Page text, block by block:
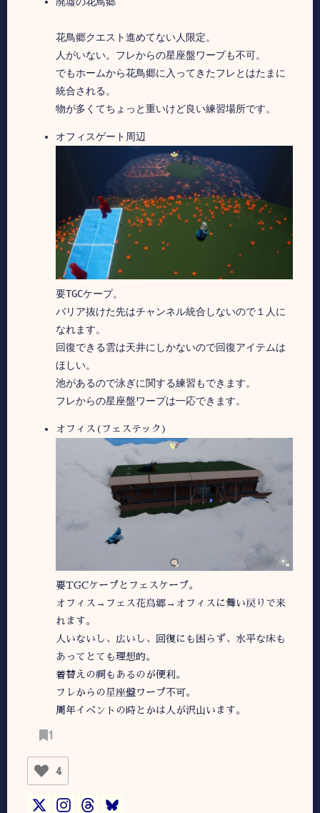
花鳥郷クエスト進めてない人限定。
人がいない。フレからの星座盤ワープも不可。
でもホームから花鳥郷に入ってきたフレとはたまに
統合される。
物が多くてちょっと重いけど良い練習場所です。
オフィスゲート周辺
要TGCケープ。
バリア抜けた先はチャンネル統合しないので１人に
なれます。
回復できる雲は天井にしかないので回復アイテムは
ほしい。
池があるので泳ぎに関する練習もできます。
フレからの星座盤ワープは一応できます。
オフィス(フェステック)
要TGCケープとフェスケープ。
オフィス→フェス花鳥郷→オフィスに舞い戻りで来
れます。
人いないし、広いし、回復にも困らず、水平な床も
あってとても理想的。
着替えの祠もあるのが便利。
フレからの星座盤ワープ不可。
周年イベントの時とかは人が沢山います。
1
4